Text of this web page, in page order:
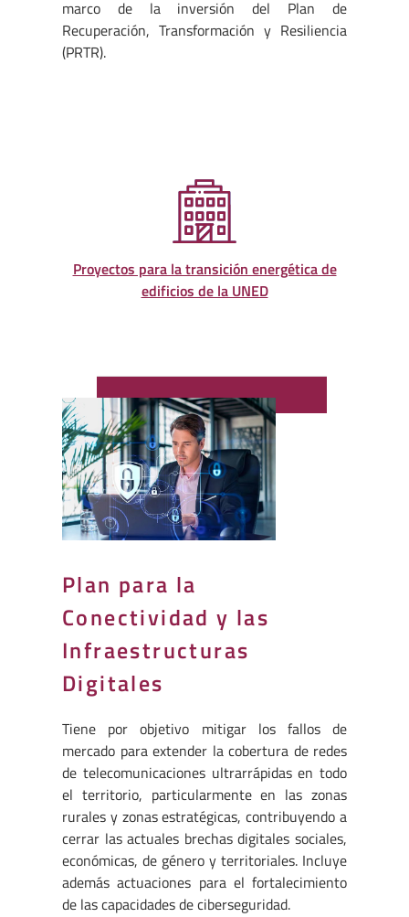
marco de la inversión del Plan de
Recuperación, Transformación y Resiliencia
(PRTR).
Proyectos para la transición energética de
edificios de la UNED
Plan para la
Conectividad y las
Infraestructuras
Digitales
Tiene por objetivo mitigar los fallos de
mercado para extender la cobertura de redes
de telecomunicaciones ultrarrápidas en todo
el territorio, particularmente en las zonas
rurales y zonas estratégicas, contribuyendo a
cerrar las actuales brechas digitales sociales,
económicas, de género y territoriales. Incluye
además actuaciones para el fortalecimiento
de las capacidades de ciberseguridad.